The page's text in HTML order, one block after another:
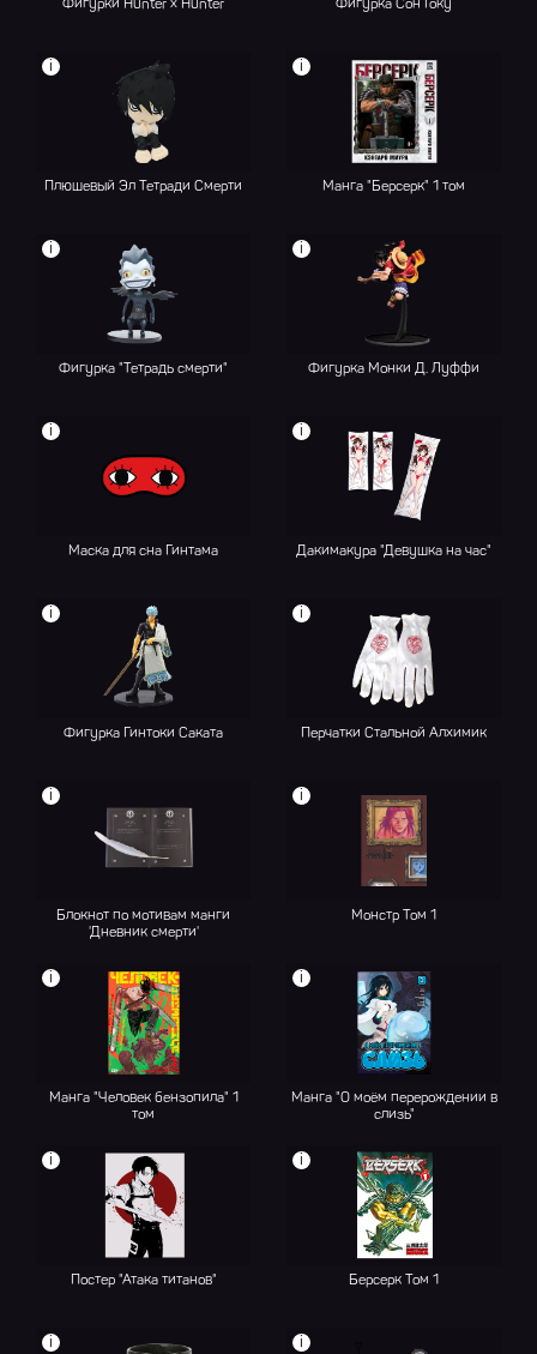
Фигурки Hunter x Hunter Фигурка Сон Гоку
i
Плюшевый Эл Тетради Смерти
i
Манга "Берсерк" 1 том
i
Фигурка "Тетрадь смерти"
i
Фигурка Монки Д. Луффи
i
Маска для сна Гинтама
i
Дакимакура "Девушка на час"
i
Фигурка Гинтоки Саката
i
Перчатки Стальной Алхимик
i
Блокнот по мотивам манги
'Дневник смерти'
i
Монстр Том 1
i
Манга "Человек бензопила" 1
том
i
Манга "О моём перерождении в
слизь"
i
Постер "Атака титанов"
i
Берсерк Том 1
i i